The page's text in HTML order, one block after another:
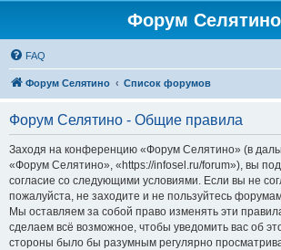
Форум Селятино
FAQ
Форум Селятино Список форумов
Форум Селятино - Общие правила
Заходя на конференцию «Форум Селятино» (в
«Форум Селятино», «https://infosel.ru/forum»), вы
согласие со следующими условиями. Если вы не
пожалуйста, не заходите и не пользуйтесь
Мы оставляем за собой право изменять эти
сделаем всё возможное, чтобы уведомить вас об
стороны было бы разумным регулярно